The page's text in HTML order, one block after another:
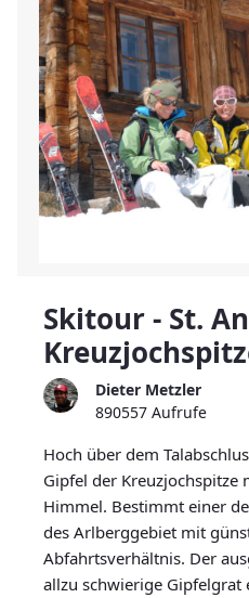
Skitour - St.
Dieter Metzler
890557 Aufrufe
Hoch über dem
Gipfel der Kreuzjochspitze
Himmel. Bestimmt einer
des Arlberggebiet mit
Abfahrtsverhältnis. Der
allzu schwierige Gipfelgrat